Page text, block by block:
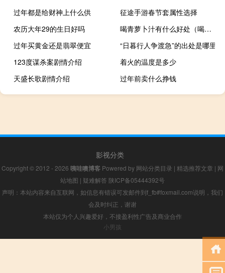
过年都是给财神上什么供
征途手游春节套属性选择
农历大年29的生日好吗
喝青萝卜汁有什么好处（喝萝卜汁有什么好处）
过年买黄金还是翡翠便宜
“日暮行人争渡急”的出处是哪里
123度谋杀案剧情介绍
着火的温度是多少
天盛长歌剧情介绍
过年前卖什么挣钱
影视分类
Copyright © 2012 - 2026 咦哇噢博客 Powered by 网站分类目录 | 精选推荐文章 | 网
站地图 | 疑难解答 陕ICP备05444392号
声明：本站内容来自互联网，如信息有错误可发邮件到f_fb#foxmail.com说明，我们
会及时纠正，谢谢
本站仅为个人兴趣爱好，不接盈利性广告及商业合作
小男孩